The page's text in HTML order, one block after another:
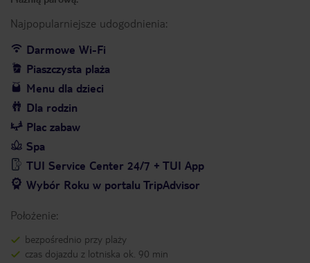
Najpopularniejsze udogodnienia:
Darmowe Wi-Fi
Piaszczysta plaża
Menu dla dzieci
Dla rodzin
Plac zabaw
Spa
TUI Service Center 24/7 + TUI App
Wybór Roku w portalu TripAdvisor
Położenie:
bezpośrednio przy plaży
czas dojazdu z lotniska ok. 90 min